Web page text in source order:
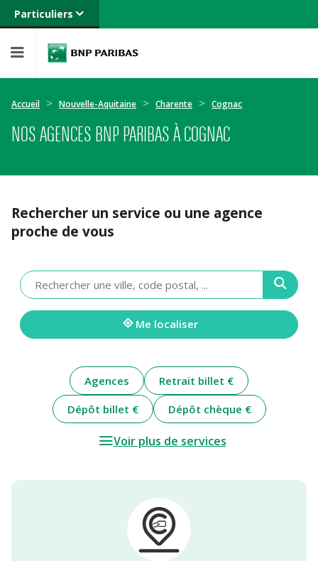
Particuliers
Banque privée
Entreprises
Accueil Nouvelle-Aquitaine Charente Cognac
NOS AGENCES BNP PARIBAS À COGNAC
Rechercher un service ou une agence
proche de vous
Veuillez
renseigner
une
adresse
Me localiser
Agences
Retrait billet €
Dépôt billet €
Dépôt chèque €
Voir plus de services